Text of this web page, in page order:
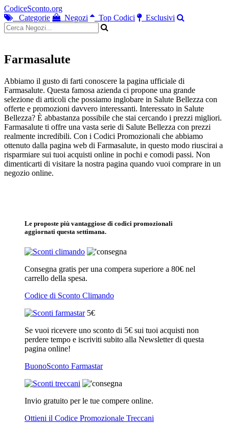
CodiceSconto.org
Categorie
Negozi Top Codici Esclusivi
Farmasalute
Abbiamo il gusto di farti conoscere la pagina ufficiale di
Farmasalute. Questa famosa azienda ci propone una grande
selezione di articoli che possiamo inglobare in Salute Bellezza con
offerte e promozioni davvero interessanti. Interessato in Salute
Bellezza? È abbastanza possibile che stai cercando i prezzi migliori.
Farmasalute ti offre una vasta serie di Salute Bellezza con prezzi
realmente incredibili. Con i Codici Promozionali che abbiamo
ottenuto dalla pagina web di Farmasalute, in questo modo riuscirai a
risparmiare sui tuoi acquisti online in pochi e comodi passi. Non
dimenticarti di visitare la nostra pagina quando vuoi comprare in un
negozio online.
Le proposte più vantaggiose di codici promozionali
aggiornati questa settimana.
Consegna gratis per una compera superiore a 80€ nel
carrello della spesa.
Codice di Sconto Climando
5€
Se vuoi ricevere uno sconto di 5€ sui tuoi acquisti non
perdere tempo e iscriviti subito alla Newsletter di questa
pagina online!
BuonoSconto Farmastar
Invio gratuito per le tue compere online.
Ottieni il Codice Promozionale Treccani